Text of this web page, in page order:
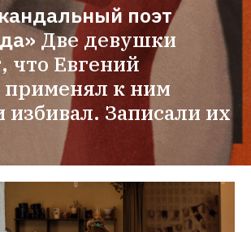
поэт
Две девушки
что Евгений
к ним
избивал. Записали их